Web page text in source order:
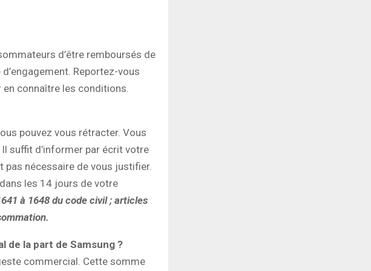
d’être remboursés de
Reportez-vous
connaître les conditions.
pouvez vous rétracter. Vous
suffit d’informer par écrit votre
pas nécessaire de vous justifier.
les 14 jours de votre
à 1648 du code civil ; articles
de la part de Samsung ?
commercial. Cette somme